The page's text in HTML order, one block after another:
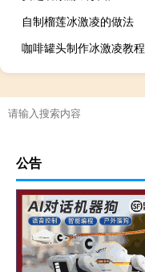
自制榴莲冰激凌的做法
咖啡罐头制作冰激凌教程
公告